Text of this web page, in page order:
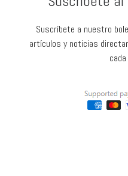
Suscríbete a nuestro
artículos y noticias